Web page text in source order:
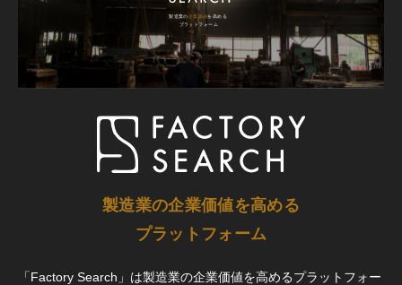
製造業の企業価値を高める
プラットフォーム
「Factory Search」は製造業の企業価値を高めるプラットフォー